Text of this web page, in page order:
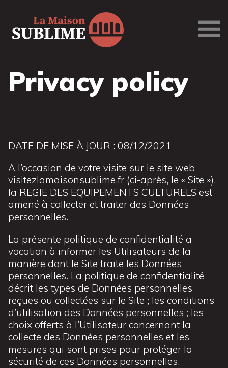
Maison
Privacy policy
DATE DE MISE À JOUR : 08/12/2021
A l’occasion de votre visite sur le site web
visitezlamaisonsublime.fr (ci-après, le « Site »),
la REGIE DES EQUIPEMENTS CULTURELS est
amené à collecter et traiter des Données
personnelles.
La présente politique de confidentialité a
vocation à informer les Utilisateurs de la
manière dont le Site traite les Données
personnelles. La politique de confidentialité
décrit les types de Données personnelles
reçues ou collectées sur le Site ; les conditions
d’utilisation des Données personnelles ; les
choix offerts à l’Utilisateur concernant la
collecte des Données personnelles et les
mesures qui sont prises pour protéger la
sécurité de ces Données personnelles.